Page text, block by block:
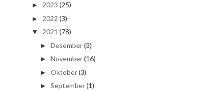
► 2023 (25)
► 2022 (3)
▼ 2021 (78)
► Desember(3)
► November(16)
► Oktober(3)
► September(1)